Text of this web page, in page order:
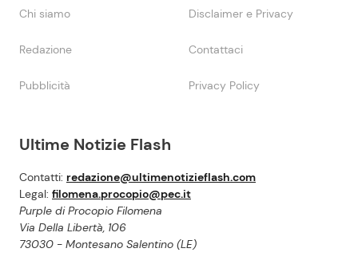
Ultime Notizie Flash
Contatti: redazione@ultimenotizieflash.com
Legal: filomena.procopio@pec.it
Purple di Procopio Filomena
Via Della Libertà, 106
73030 - Montesano Salentino (LE)
Chi siamo Disclaimer e Privacy
Redazione Contattaci
Pubblicità Privacy Policy